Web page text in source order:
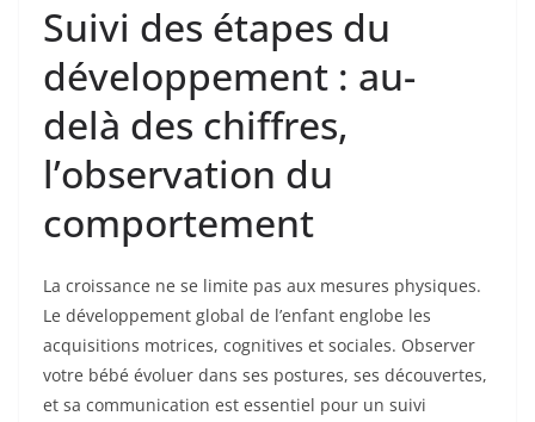
Suivi des étapes du
développement : au-
delà des chiffres,
l’observation du
comportement
La croissance ne se limite pas aux mesures physiques.
Le développement global de l’enfant englobe les
acquisitions motrices, cognitives et sociales. Observer
votre bébé évoluer dans ses postures, ses découvertes,
et sa communication est essentiel pour un suivi